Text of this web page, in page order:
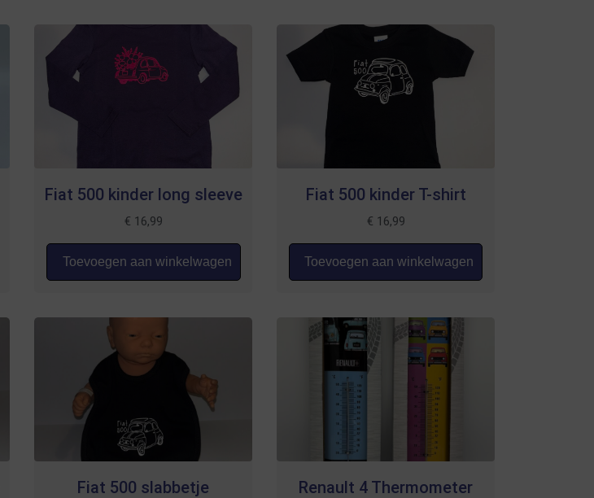
Fiat 500 kinder long sleeve
€ 16,99
Toevoegen aan winkelwagen
Fiat 500 kinder T-shirt
€ 16,99
Toevoegen aan winkelwagen
Fiat 500 slabbetje Renault 4 Thermometer